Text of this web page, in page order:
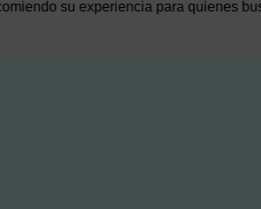
creó un ambiente de confianza que